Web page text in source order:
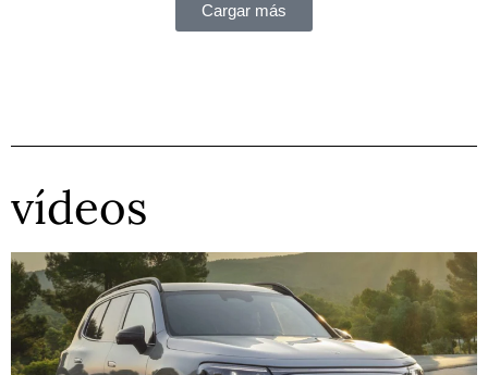
Cargar más
vídeos